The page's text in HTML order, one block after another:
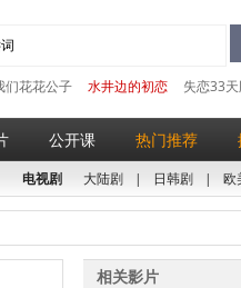
失恋33天
水井边的初恋
们花花公子
公开课 热门推荐
电视剧 大陆剧 | 日韩剧 | 欧
相关影片